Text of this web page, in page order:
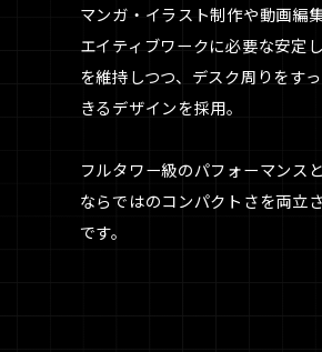
マンガ・イラスト制作や動画編
エイティブワークに必要な安定
を維持しつつ、デスク周りをす
きるデザインを採用。
フルタワー級のパフォーマンス
ならではのコンパクトさを両立
です。